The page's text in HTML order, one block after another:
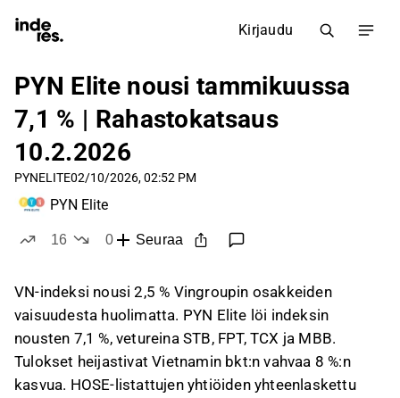
Kirjaudu
PYN Elite nousi tammikuussa
7,1 % | Rahastokatsaus
10.2.2026
PYNELITE02/10/2026, 02:52 PM
PYN Elite
16
0
Seuraa
VN-indeksi nousi 2,5 % Vingroupin osakkeiden
vaisuudesta huolimatta. PYN Elite löi indeksin
nousten 7,1 %, vetureina STB, FPT, TCX ja MBB.
Tulokset heijastivat Vietnamin bkt:n vahvaa 8 %:n
kasvua. HOSE-listattujen yhtiöiden yhteenlaskettu